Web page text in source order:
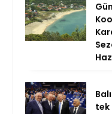
tek